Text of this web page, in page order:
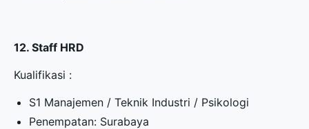
12. Staff HRD
Kualifikasi :
S1 Manajemen / Teknik Industri / Psikologi
Penempatan: Surabaya